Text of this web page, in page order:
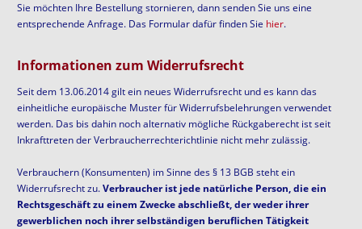
Sie möchten Ihre Bestellung stornieren, dann senden Sie uns eine
entsprechende Anfrage. Das Formular dafür finden Sie hier.
Informationen zum Widerrufsrecht
Seit dem 13.06.2014 gilt ein neues Widerrufsrecht und es kann das
einheitliche europäische Muster für Widerrufsbelehrungen verwendet
werden. Das bis dahin noch alternativ mögliche Rückgaberecht ist seit
Inkrafttreten der Verbraucherrechterichtlinie nicht mehr zulässig.
Verbrauchern (Konsumenten) im Sinne des § 13 BGB steht ein
Widerrufsrecht zu.Verbraucher ist jede natürliche Person, die ein
Rechtsgeschäft zu einem Zwecke abschließt, der weder ihrer
gewerblichen noch ihrer selbständigen beruflichen Tätigkeit